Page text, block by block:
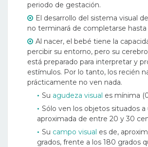
periodo de gestación.
El desarrollo del sistema visual
no terminará de completarse hasta
Al nacer, el bebé tiene la
percibir su entorno, pero su
está preparado para interpretar y
estímulos. Por lo tanto, los recién
prácticamente no ven nada.
Su agudeza visual es mínima
Sólo ven los objetos situados a
aproximada de entre 20 y 30
Su campo visual es de,
grados, frente a los 180 grados